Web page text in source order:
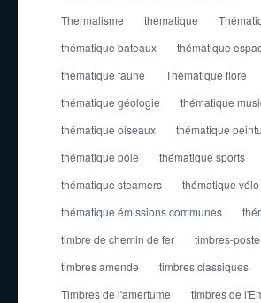
Thermalisme
thématique
thématique bateaux
thématique
thématique faune
Thématique flore
thématique géologie
thématique
thématique oiseaux
thématique
thématique pôle
thématique sports
thématique steamers
thématique vélo
thématique émissions communes
timbre de chemin de fer
timbres-
timbres amende
timbres classiques
Timbres de l'amertume
timbres de